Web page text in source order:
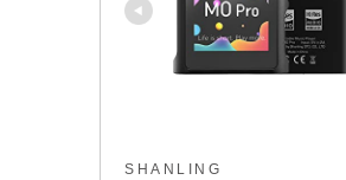
SHANLING